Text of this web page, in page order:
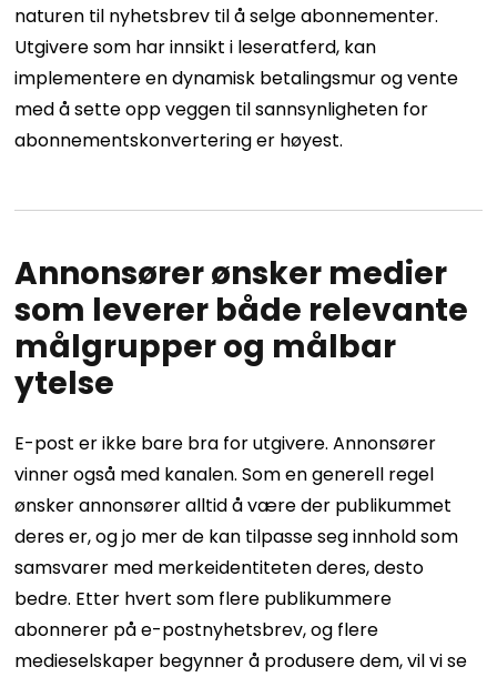
naturen til nyhetsbrev til å selge abonnementer.
Utgivere som har innsikt i leseratferd, kan
implementere en dynamisk betalingsmur og vente
med å sette opp veggen til sannsynligheten for
abonnementskonvertering er høyest.
Annonsører ønsker medier
som leverer både relevante
målgrupper og målbar
ytelse
E-post er ikke bare bra for utgivere. Annonsører
vinner også med kanalen. Som en generell regel
ønsker annonsører alltid å være der publikummet
deres er, og jo mer de kan tilpasse seg innhold som
samsvarer med merkeidentiteten deres, desto
bedre. Etter hvert som flere publikummere
abonnerer på e-postnyhetsbrev, og flere
medieselskaper begynner å produsere dem, vil vi se